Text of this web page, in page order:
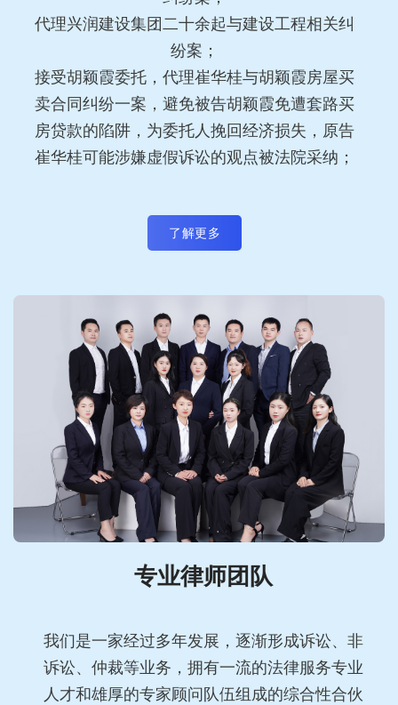
代理兴润建设集团二十余起与建设工程相关纠
纷案；
接受胡颖霞委托，代理崔华桂与胡颖霞房屋买
卖合同纠纷一案，避免被告胡颖霞免遭套路买
房贷款的陷阱，为委托人挽回经济损失，原告
崔华桂可能涉嫌虚假诉讼的观点被法院采纳；
了解更多
专业律师团队
我们是一家经过多年发展，逐渐形成诉讼、非
诉讼、仲裁等业务，拥有一流的法律服务专业
人才和雄厚的专家顾问队伍组成的综合性合伙